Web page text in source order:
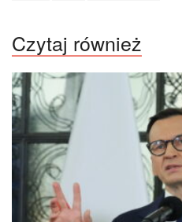
Czytaj również